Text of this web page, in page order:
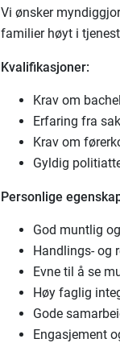
Vi ønsker
familier høyt i
Kvalifikasjoner:
Krav om
Erfaring fra
Krav om
Gyldig
Personlige
God muntlig
Handlings- og
Evne til å se
Høy faglig
Gode
Engasjement